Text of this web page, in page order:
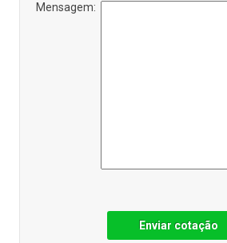
Mensagem:
Enviar cotação